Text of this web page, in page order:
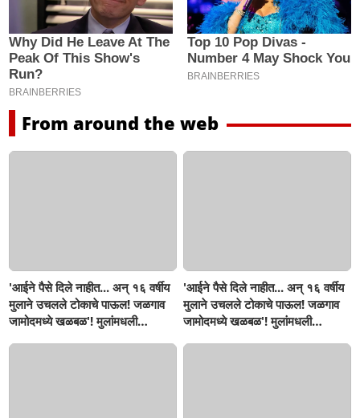
From around the web
'आईने पैसे दिले नाहीत... अन् १६ वर्षीय
मुलाने उचलले टोकाचे पाऊल! जळगाव
जामोदमध्ये खळबळ'! मुलांमधली
'आईने पैसे दिले नाहीत... अन् १६ वर्षीय
मुलाने उचलले टोकाचे पाऊल! जळगाव
जामोदमध्ये खळबळ'! मुलांमधली